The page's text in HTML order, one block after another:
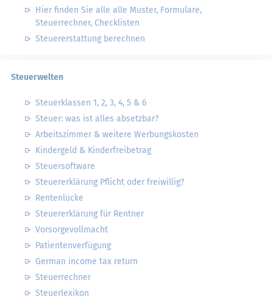
Hier finden Sie alle alle Muster, Formulare,
Steuerrechner, Checklisten
Steuererstattung berechnen
Steuerwelten
Steuerklassen 1, 2, 3, 4, 5 & 6
Steuer: was ist alles absetzbar?
Arbeitszimmer & weitere Werbungskosten
Kindergeld & Kinderfreibetrag
Steuersoftware
Steuererklärung Pflicht oder freiwillig?
Rentenlücke
Steuererklärung für Rentner
Vorsorgevollmacht
Patientenverfügung
German income tax return
Steuerrechner
Steuerlexikon